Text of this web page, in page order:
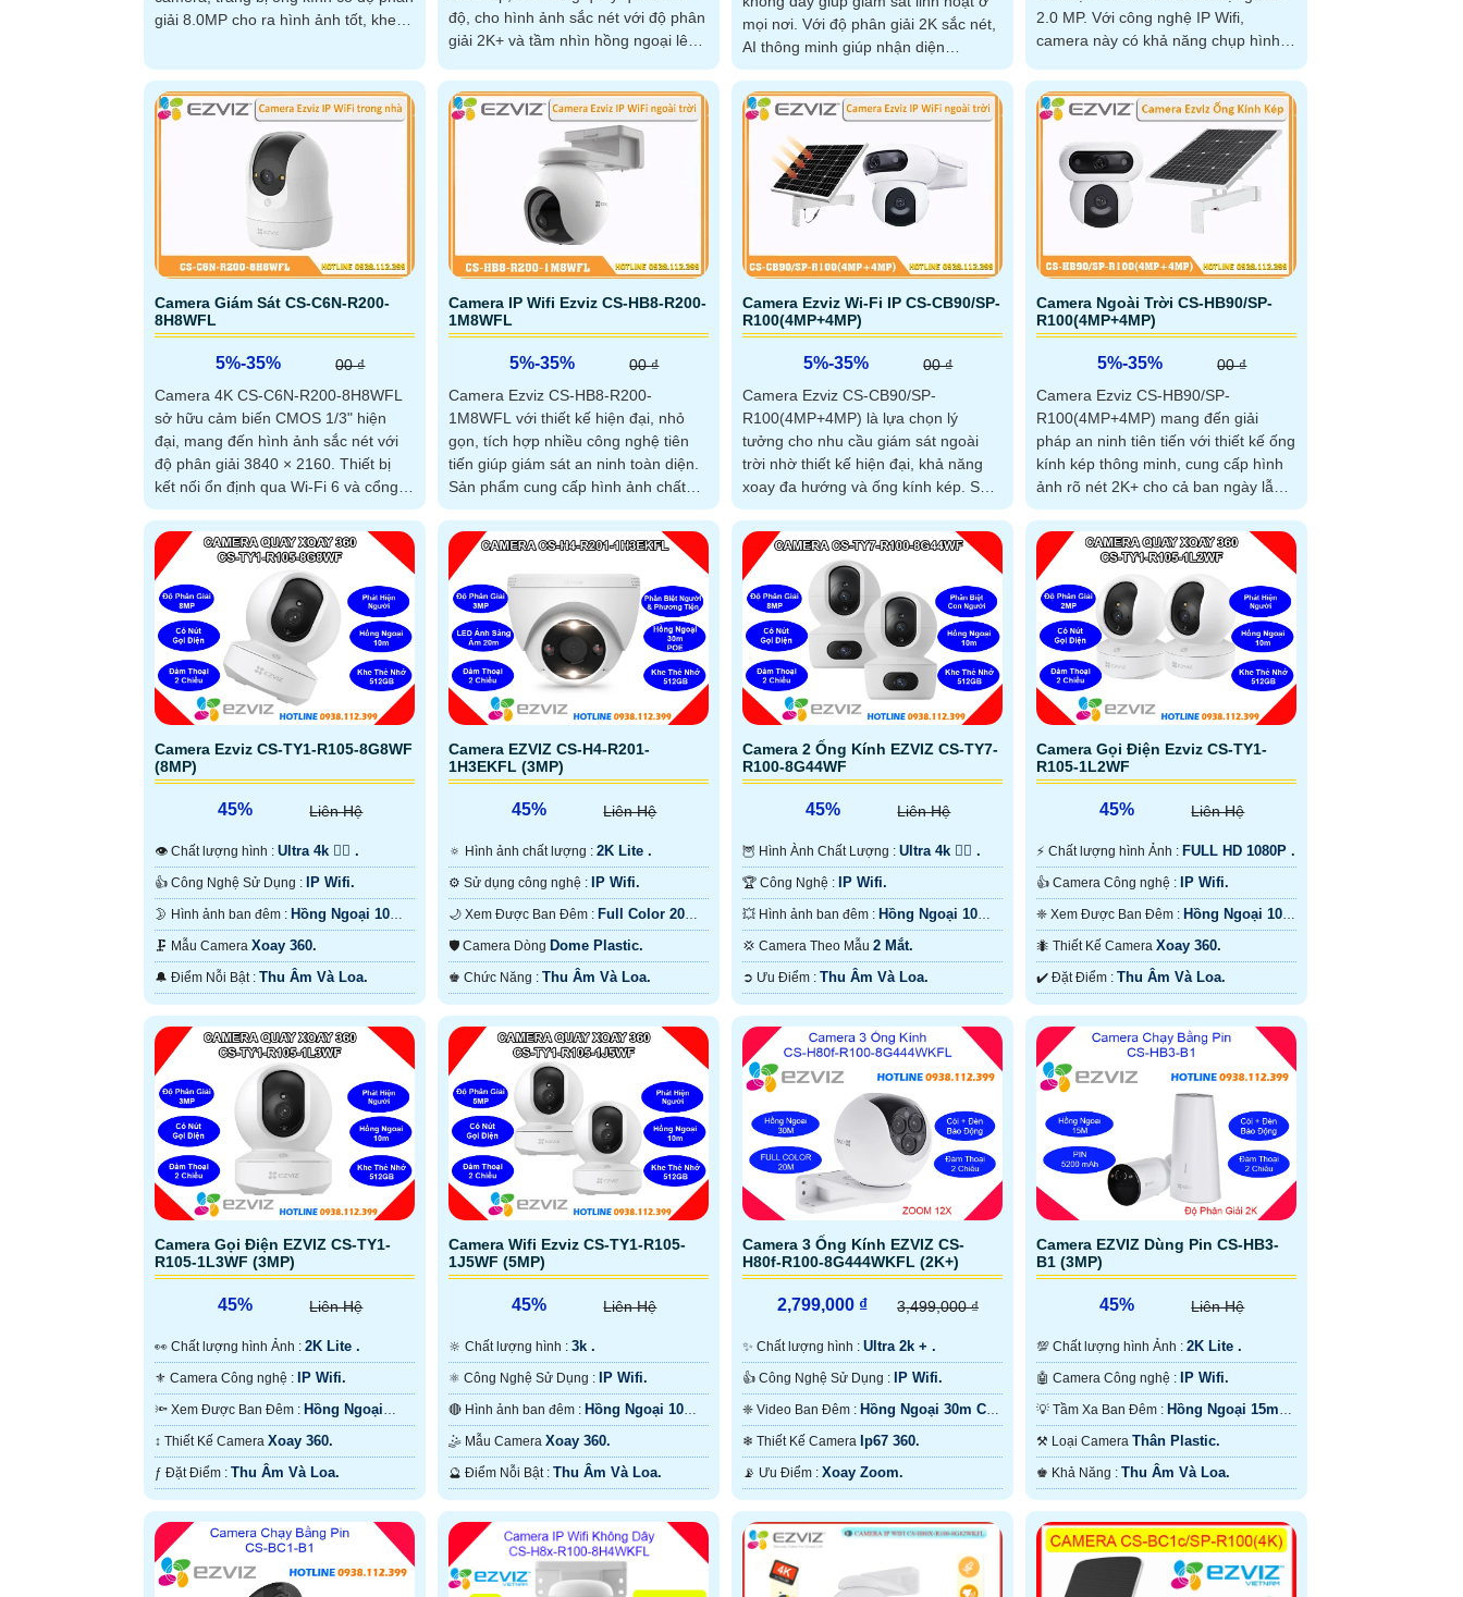
giải 8.0MP cho ra hình ảnh tốt, khe
nước IP 65
độ, cho hình ảnh sắc nét với độ phân
giải 2K+ và tầm nhìn hồng ngoại lên
Thiết bị tích hợp chức năng đàm
thoại 2 chiều, cảnh báo bằng đèn và
còi hú, đạt chuẩn chống nước IP65,
giúp hoạt động bền bỉ dưới mọi điều
kiện thời tiết Camera an ninh CS-
H90-R100-8H44WKFL là camera đa
năng kết hợp cảnh báo ngay lập tức
và thông báo qua phần mềm trên
điện thoại
mọi nơi. Với độ phân giải 2K sắc nét,
AI thông minh giúp nhận diện
người/xe chính xác, cùng hồng ngoại
30m và chế độ màu ban đêm
2.0 MP. Với công nghệ IP Wifi,
camera này có khả năng chụp hình
Camera Giám Sát CS-C6N-R200-
8H8WFL
5%-35%
00 ₫
Camera 4K CS-C6N-R200-8H8WFL
sở hữu cảm biến CMOS 1/3" hiện
đại, mang đến hình ảnh sắc nét với
độ phân giải 3840 × 2160. Thiết bị
kết nối ổn định qua Wi-Fi 6 và cổng
Ethernet, thích hợp giám sát trong
nhà hoặc ngoài trời
Camera IP Wifi Ezviz CS-HB8-R200-
1M8WFL
5%-35%
00 ₫
Camera Ezviz CS-HB8-R200-
1M8WFL với thiết kế hiện đại, nhỏ
gọn, tích hợp nhiều công nghệ tiên
tiến giúp giám sát an ninh toàn diện.
Sản phẩm cung cấp hình ảnh chất
lượng cao, tầm nhìn rộng và khả
năng chống chịu thời tiết vượt trội
Camera Ezviz Wi-Fi IP CS-CB90/SP-
R100(4MP+4MP)
5%-35%
00 ₫
Camera Ezviz CS-CB90/SP-
R100(4MP+4MP) là lựa chọn lý
tưởng cho nhu cầu giám sát ngoài
trời nhờ thiết kế hiện đại, khả năng
xoay đa hướng và ống kính kép. Sản
phẩm cung cấp hình ảnh chất lượng
cao, tích hợp công nghệ chống nhiễu
và hồng ngoại thông minh, kết nối
Wi-Fi ổn định
Camera Ngoài Trời CS-HB90/SP-
R100(4MP+4MP)
5%-35%
00 ₫
Camera Ezviz CS-HB90/SP-
R100(4MP+4MP) mang đến giải
pháp an ninh tiên tiến với thiết kế ống
kính kép thông minh, cung cấp hình
ảnh rõ nét 2K+ cho cả ban ngày lẫn
đêm. Thiết bị hoạt động hiệu quả nhờ
công nghệ Wi-Fi 6 hiện đại và chuẩn
nén H
Camera Ezviz CS-TY1-R105-8G8WF
(8MP)
45% Liên Hệ
👁 Chất lượng hình : Ultra 4k 👍🏾 .
👍 Công Nghệ Sử Dụng : IP Wifi.
🌛 Hình ảnh ban đêm : Hồng Ngoại 10m
Hồng Ngoại Smart IR.
🗜️ Mẫu Camera Xoay 360.
️🔔 Điểm Nỗi Bật : Thu Âm Và Loa.
Camera EZVIZ CS-H4-R201-
1H3EKFL (3MP)
45% Liên Hệ
🔅 Hình ảnh chất lượng : 2K Lite .
⚙ Sử dụng công nghệ : IP Wifi.
🌙 Xem Được Ban Đêm : Full Color 20m
Có Màu Ban Ðêm.
🛡 Camera Dòng Dome Plastic.
️♚ Chức Năng : Thu Âm Và Loa.
Camera 2 Ống Kính EZVIZ CS-TY7-
R100-8G44WF
45% Liên Hệ
🦉 Hình Ành Chất Lượng : Ultra 4k 👍🏾 .
🏆 Công Nghệ : IP Wifi.
💥 Hình ảnh ban đêm : Hồng Ngoại 10m
Hồng Ngoại Smart IR.
💢 Camera Theo Mẫu 2 Mắt.
️➲ Ưu Điểm : Thu Âm Và Loa.
Camera Gọi Điện Ezviz CS-TY1-
R105-1L2WF
45% Liên Hệ
️⚡ Chất lượng hình Ảnh : FULL HD 1080P .
👍 Camera Công nghệ : IP Wifi.
❈ Xem Được Ban Đêm : Hồng Ngoại 10m
Hồng Ngoại Smart IR.
🐜 Thiết Kế Camera Xoay 360.
️✔️ Đặt Điểm : Thu Âm Và Loa.
Camera Gọi Điện EZVIZ CS-TY1-
R105-1L3WF (3MP)
45% Liên Hệ
️👀 Chất lượng hình Ảnh : 2K Lite .
⚜️ Camera Công nghệ : IP Wifi.
🔦 Xem Được Ban Đêm : Hồng Ngoại
10m Hồng Ngoại Smart IR.
↕️ Thiết Kế Camera Xoay 360.
️ƒ Đặt Điểm : Thu Âm Và Loa.
Camera Wifi Ezviz CS-TY1-R105-
1J5WF (5MP)
45% Liên Hệ
🔆 Chất lượng hình : 3k .
⚛️ Công Nghệ Sử Dụng : IP Wifi.
🔴 Hình ảnh ban đêm : Hồng Ngoại 10m
Hồng Ngoại Smart IR.
🤹 Mẫu Camera Xoay 360.
️🔮 Điểm Nỗi Bật : Thu Âm Và Loa.
Camera 3 Ống Kính EZVIZ CS-
H80f-R100-8G444WKFL (2K+)
2,799,000 ₫ 3,499,000 ₫
✨ Chất lượng hình : Ultra 2k + .
👍 Công Nghệ Sử Dụng : IP Wifi.
❈ Video Ban Đêm : Hồng Ngoại 30m Có
Màu Ban Ðêm.
❄ Thiết Kế Camera Ip67 360.
️📡 Ưu Điểm : Xoay Zoom.
Camera EZVIZ Dùng Pin CS-HB3-
B1 (3MP)
45% Liên Hệ
💯 Chất lượng hình Ảnh : 2K Lite .
🤖️ Camera Công nghệ : IP Wifi.
💡 Tầm Xa Ban Đêm : Hồng Ngoại 15m
Có Màu Ban Ðêm.
⚒ Loại Camera Thân Plastic.
️♚ Khả Năng : Thu Âm Và Loa.